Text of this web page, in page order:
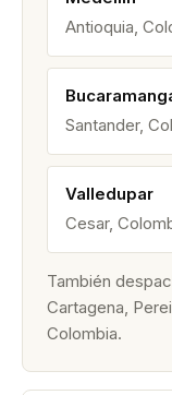
Antioquia,
Santander,
Valledupar
Cesar,
También
Cartagena,
Colombia.